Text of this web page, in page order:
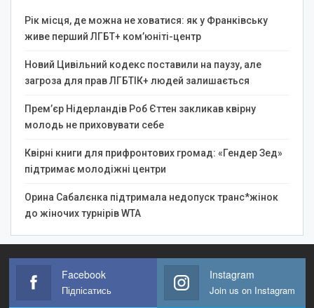
Рік місця, де можна не ховатися: як у Франківську
живе перший ЛГБТ+ ком’юніті-центр
Новий Цивільний кодекс поставили на паузу, але
загроза для прав ЛГБТІК+ людей залишається
Прем’єр Нідерландів Роб Єттен закликав квірну
молодь не приховувати себе
Квірні книги для прифронтових громад: «Гендер Зед»
підтримає молодіжні центри
Орина Сабалєнка підтримала недопуск транс*жінок
до жіночих турнірів WTA
Facebook
Підпісатись
Instagram
Join us on Instagram